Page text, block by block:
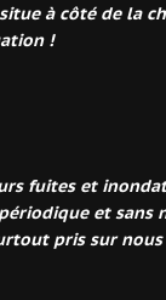
à côté de la
!
fuites et
et sans
pris sur